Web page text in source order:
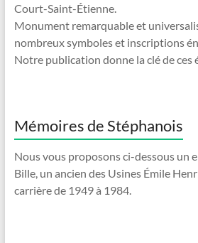
Court-Saint-Étienne.
Monument remarquable et
nombreux symboles et inscriptions
Notre publication donne la clé de ces
Mémoires de Stéphanois
Nous vous proposons ci-dessous un
Bille, un ancien des Usines Émile
carrière de 1949 à 1984.